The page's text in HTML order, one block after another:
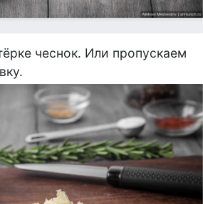
чеснок. Или пропускаем